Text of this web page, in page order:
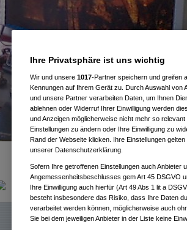
Ihre Privatsphäre ist uns wichtig
Wir und unsere 1017-Partner speichern und greifen
Kennungen auf Ihrem Gerät zu. Durch Auswahl von
und unsere Partner verarbeiten Daten, um Ihnen
ablehnen oder Widerruf Ihrer Einwilligung werden
und Anzeigen möglicherweise nicht mehr so
Einstellungen zu ändern oder Ihre Einwilligung zu
Rand der Webseite klicken. Ihre Einstellungen
unserer Datenschutzerklärung.
Sofern Ihre getroffenen Einstellungen auch Anbieter
Angemessenheitsbeschlusses gem Art 45 DSGVO
Ihre Einwilligung auch hierfür (Art 49 Abs 1 lit a
besteht insbesondere das Risiko, dass Ihre Daten
verarbeitet werden können, möglicherweise auch
Sie bei dem jeweiligen Anbieter in der Liste keine